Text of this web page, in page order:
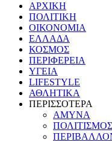
ΑΡΧΙΚΗ
ΠΟΛΙΤΙΚΗ
ΟΙΚΟΝΟΜΙΑ
ΕΛΛΑΔΑ
ΚΟΣΜΟΣ
ΠΕΡΙΦΕΡΕΙΑ
ΥΓΕΙΑ
LIFESTYLE
ΑΘΛΗΤΙΚΑ
ΠΕΡΙΣΣΟΤΕΡΑ
ΑΜΥΝΑ
ΠΟΛΙΤΙΣΜΟΣ